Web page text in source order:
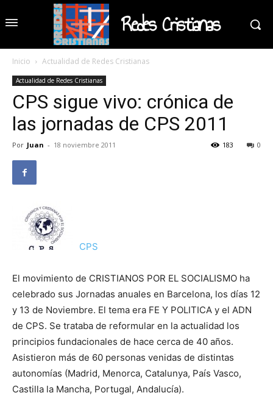
Redes Cristianas
Inicio Actualidad de Redes Cristianas
Actualidad de Redes Cristianas
CPS sigue vivo: crónica de
las jornadas de CPS 2011
Por Juan - 18 noviembre 2011 0
183
CPS
El movimiento de CRISTIANOS POR EL SOCIALISMO ha
celebrado sus Jornadas anuales en Barcelona, los días 12
y 13 de Noviembre. El tema era FE Y POLITICA y el ADN
de CPS. Se trataba de reformular en la actualidad los
principios fundacionales de hace cerca de 40 años.
Asistieron más de 60 personas venidas de distintas
autonomías (Madrid, Menorca, Catalunya, País Vasco,
Castilla la Mancha, Portugal, Andalucía).